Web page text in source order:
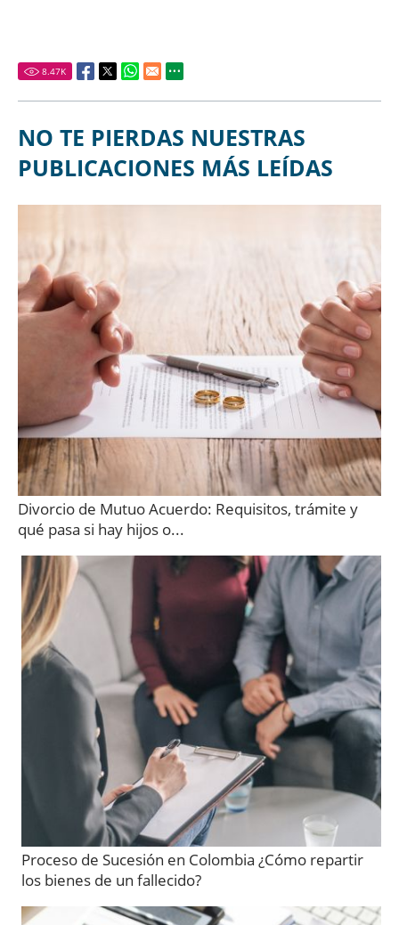
8.47K
NO TE PIERDAS NUESTRAS
PUBLICACIONES MÁS LEÍDAS
Divorcio de Mutuo Acuerdo: Requisitos, trámite y
qué pasa si hay hijos o...
Proceso de Sucesión en Colombia ¿Cómo repartir
los bienes de un fallecido?